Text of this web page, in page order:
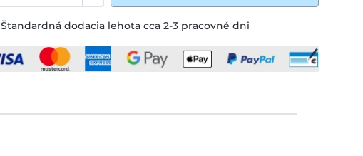
Štandardná dodacia lehota cca 2-3 pracovné dni